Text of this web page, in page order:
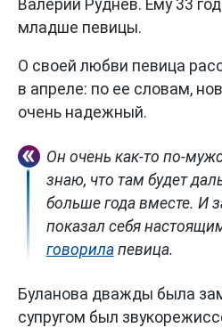
Валерий Руднев. Ему 33
младше певицы.
О своей любви певица
в апреле: по ее словам,
очень надежный.
Он очень как-то по-
знаю, что там будет
больше года вместе. И
показал себя
говорилапевица.
Буланова дважды была
супругом был